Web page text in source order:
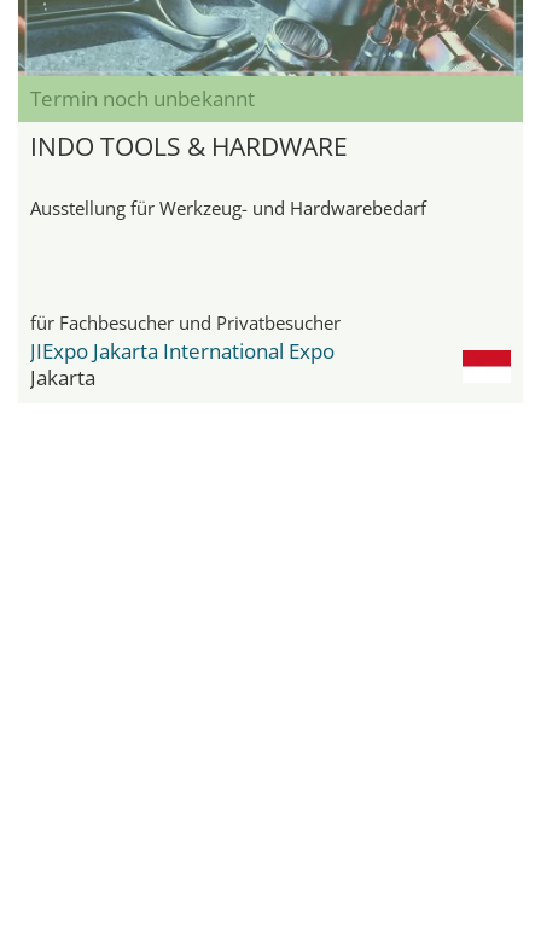
Termin noch unbekannt
INDO TOOLS & HARDWARE
Ausstellung für Werkzeug- und Hardwarebedarf
für Fachbesucher und Privatbesucher
JIExpo Jakarta International Expo
Jakarta